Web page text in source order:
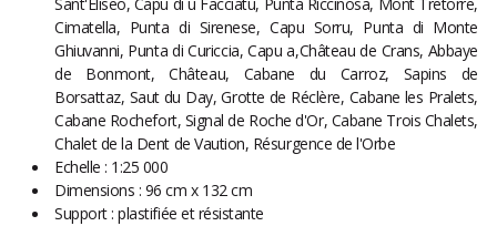
Sant'Eliseo, Capu di u Facciatu, Punta Riccinosa, Mont Tretorre,
Cimatella, Punta di Sirenese, Capu Sorru, Punta di Monte
Ghiuvanni, Punta di Curiccia, Capu a,Château de Crans, Abbaye
de Bonmont, Château, Cabane du Carroz, Sapins de
Borsattaz, Saut du Day, Grotte de Réclère, Cabane les Pralets,
Cabane Rochefort, Signal de Roche d'Or, Cabane Trois Chalets,
Chalet de la Dent de Vaution, Résurgence de l'Orbe
Echelle : 1:25 000
Dimensions : 96 cm x 132 cm
Support : plastifiée et résistante